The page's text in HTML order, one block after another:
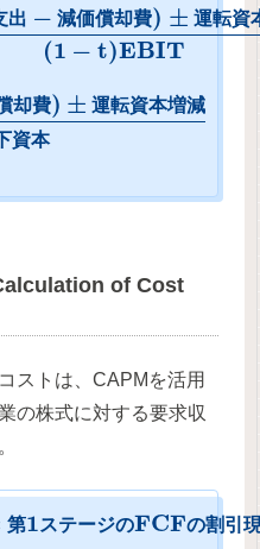
出 − 減価償却費) ± 運転資
(1 − t)EBIT
却費) ± 運転資本増減
資本
of Cost
ストは、CAPMを活用
の株式に対する要求収
第1ステージのFCFの割引